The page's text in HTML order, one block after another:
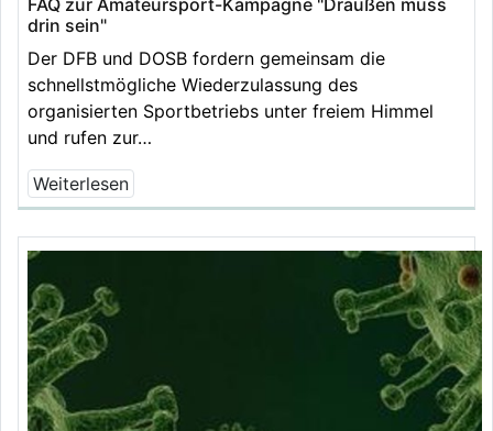
drin sein"
Der DFB und DOSB fordern gemeinsam die
schnellstmögliche Wiederzulassung des
organisierten Sportbetriebs unter freiem Himmel
und rufen zur…
Weiterlesen